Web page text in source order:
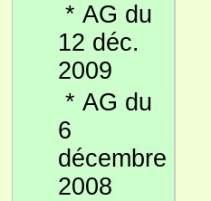
* AG du
12 déc.
2009
* AG du
6
décembre
2008